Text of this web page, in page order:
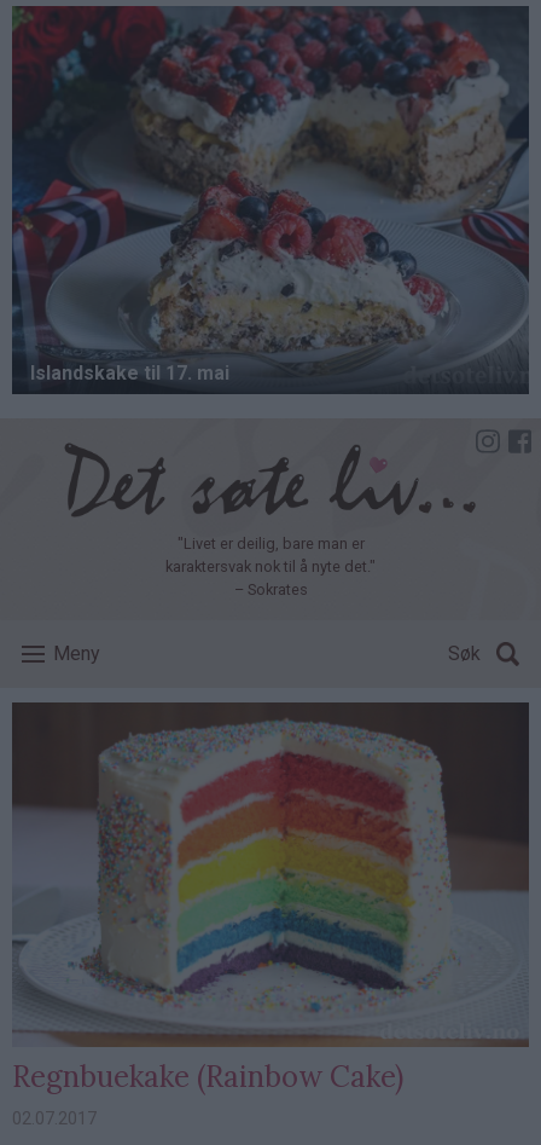
Hopp
hovedinnhold
"Livet er deilig, bare man er
karaktersvak nok til å nyte det."
– Sokrates
Meny Søk
Regnbuekake (Rainbow Cake)
02.07.2017